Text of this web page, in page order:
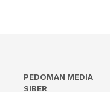
PEDOMAN MEDIA
SIBER